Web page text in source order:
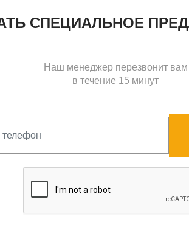
СПЕЦИАЛЬНОЕ
Наш менеджер перезвонит вам
в течение 15 минут